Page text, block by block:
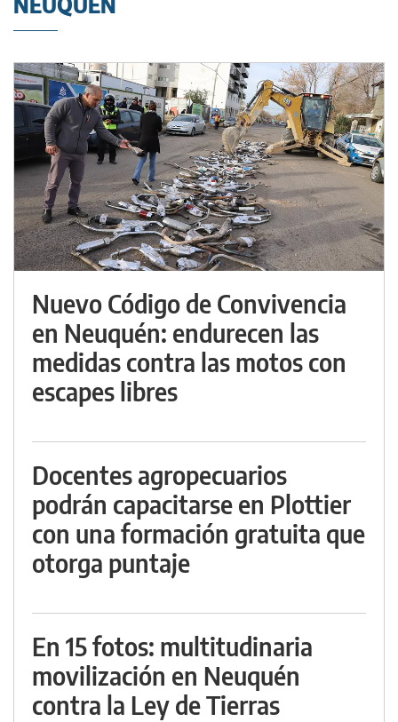
Nuevo Código de Convivencia
en Neuquén: endurecen las
medidas contra las motos con
escapes libres
Docentes agropecuarios
podrán capacitarse en Plottier
con una formación gratuita que
otorga puntaje
En 15 fotos: multitudinaria
movilización en Neuquén
contra la Ley de Tierras